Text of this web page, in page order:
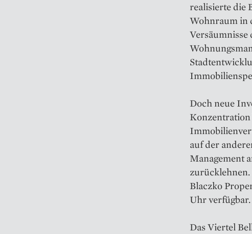
realisierte die
Wohnraum in
Doch neue
auf der
Management
Blaczko
Uhr verfügbar.
Das Viertel